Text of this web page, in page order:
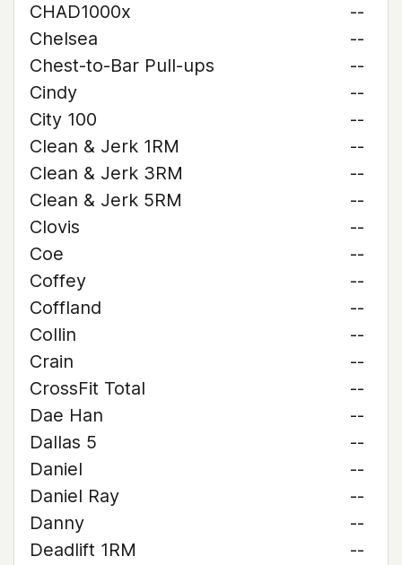
CHAD1000x
--
Chelsea
--
Chest-to-Bar Pull-ups
--
Cindy
--
City 100
--
Clean & Jerk 1RM
--
Clean & Jerk 3RM
--
Clean & Jerk 5RM
--
Clovis
--
Coe
--
Coffey
--
Coffland
--
Collin
--
Crain
--
CrossFit Total
--
Dae Han
--
Dallas 5
--
Daniel
--
Daniel Ray
--
Danny
--
Deadlift 1RM
--